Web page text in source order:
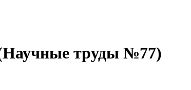
(Научные труды №77)